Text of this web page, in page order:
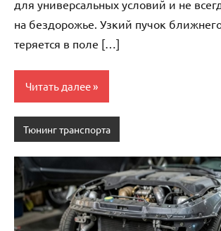
для универсальных условий и не
на бездорожье. Узкий пучок
теряется в поле […]
Читать далее
Тюнинг транспорта